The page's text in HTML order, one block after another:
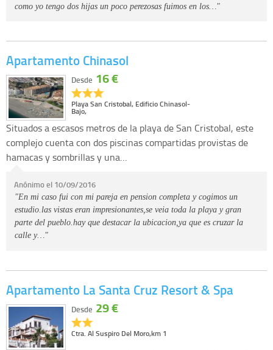
como yo tengo dos hijas un poco perezosas fuimos en los…"
Apartamento Chinasol
Playa San Cristobal, Edificio Chinasol-
Bajo,
Desde 16 €
Situados a escasos metros de la playa de San Cristobal, este
complejo cuenta con dos piscinas compartidas provistas de
hamacas y sombrillas y una…
Anónimo el 10/09/2016
"En mi caso fui con mi pareja en pension completa y cogimos un
estudio.las vistas eran impresionantes,se veia toda la playa y gran
parte del pueblo.hay que destacar la ubicacion,ya que es cruzar la
calle y…"
Apartamento La Santa Cruz Resort & Spa
Ctra. Al Suspiro Del Moro,km 1
Desde 29 €